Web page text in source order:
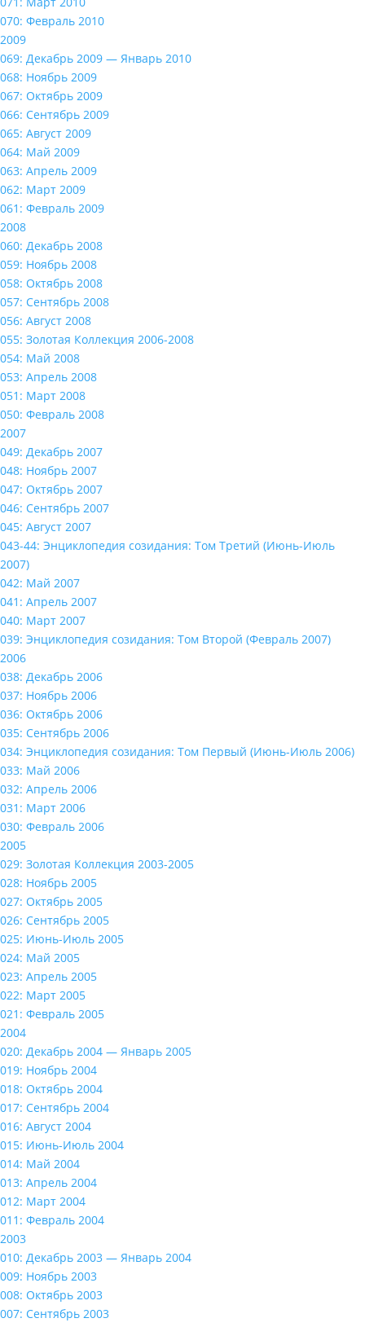
070: Февраль 2010
2009
069: Декабрь 2009 — Январь 2010
068: Ноябрь 2009
067: Октябрь 2009
066: Сентябрь 2009
065: Август 2009
064: Май 2009
063: Апрель 2009
062: Март 2009
061: Февраль 2009
2008
060: Декабрь 2008
059: Ноябрь 2008
058: Октябрь 2008
057: Сентябрь 2008
056: Август 2008
055: Золотая Коллекция 2006-2008
054: Май 2008
053: Апрель 2008
051: Март 2008
050: Февраль 2008
2007
049: Декабрь 2007
048: Ноябрь 2007
047: Октябрь 2007
046: Сентябрь 2007
045: Август 2007
043-44: Энциклопедия созидания: Том Третий (Июнь-Июль
2007)
042: Май 2007
041: Апрель 2007
040: Март 2007
039: Энциклопедия созидания: Том Второй (Февраль 2007)
2006
038: Декабрь 2006
037: Ноябрь 2006
036: Октябрь 2006
035: Сентябрь 2006
034: Энциклопедия созидания: Том Первый (Июнь-Июль 2006)
033: Май 2006
032: Апрель 2006
031: Март 2006
030: Февраль 2006
2005
029: Золотая Коллекция 2003-2005
028: Ноябрь 2005
027: Октябрь 2005
026: Сентябрь 2005
025: Июнь-Июль 2005
024: Май 2005
023: Апрель 2005
022: Март 2005
021: Февраль 2005
2004
020: Декабрь 2004 — Январь 2005
019: Ноябрь 2004
018: Октябрь 2004
017: Сентябрь 2004
016: Август 2004
015: Июнь-Июль 2004
014: Май 2004
013: Апрель 2004
012: Март 2004
011: Февраль 2004
2003
010: Декабрь 2003 — Январь 2004
009: Ноябрь 2003
008: Октябрь 2003
007: Сентябрь 2003